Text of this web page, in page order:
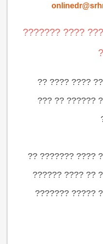
???? ??? ??
???? ????
???? ??? ??
???? ??? ??
???? ???? ??
???? ???? ??